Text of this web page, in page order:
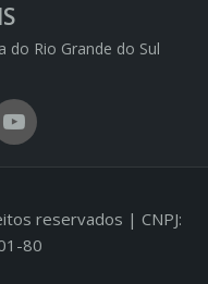
do Rio Grande do Sul
Youtube
reservados | CNPJ:
80